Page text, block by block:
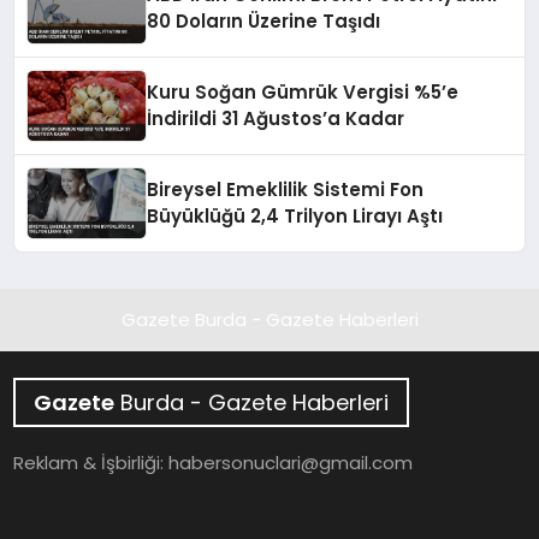
80 Doların Üzerine Taşıdı
Kuru Soğan Gümrük Vergisi %5’e
İndirildi 31 Ağustos’a Kadar
Bireysel Emeklilik Sistemi Fon
Büyüklüğü 2,4 Trilyon Lirayı Aştı
Gazete Burda - Gazete Haberleri
Gazete Burda - Gazete Haberleri
Reklam & İşbirliği:habersonuclari@gmail.com